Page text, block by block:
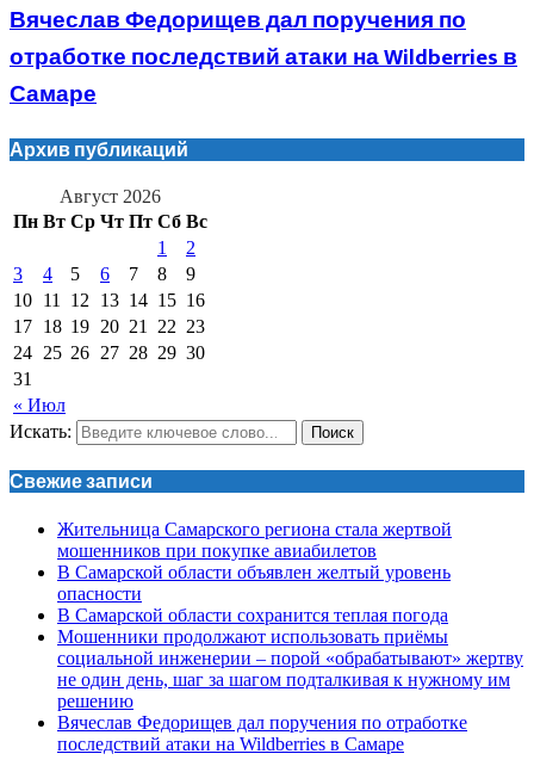
Вячеслав Федорищев дал поручения по
отработке последствий атаки на Wildberries в
Самаре
Архив публикаций
Август 2026
Пн Вт Ср Чт Пт Сб Вс
« Июл
1
2
3
4 5 6 7 8
9
10 11 12 13 14 15 16
17 18 19 20 21 22 23
24 25 26 27 28 29 30
31
Искать: Поиск
Свежие записи
Жительница Самарского региона стала жертвой
мошенников при покупке авиабилетов
В Самарской области объявлен желтый уровень
опасности
В Самарской области сохранится теплая погода
Мошенники продолжают использовать приёмы
социальной инженерии – порой «обрабатывают» жертву
не один день, шаг за шагом подталкивая к нужному им
решению
Вячеслав Федорищев дал поручения по отработке
последствий атаки на Wildberries в Самаре